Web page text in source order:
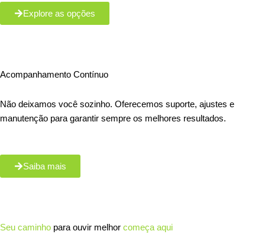
Explore as opções
Acompanhamento Contínuo
Não deixamos você sozinho. Oferecemos suporte, ajustes e
manutenção para garantir sempre os melhores resultados.
Saiba mais
Seu caminho para ouvir melhor começa aqui